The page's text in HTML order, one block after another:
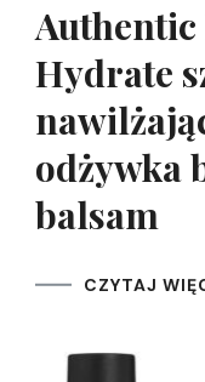
Authentic
Hydrate
odżywka
balsam
CZYTAJ